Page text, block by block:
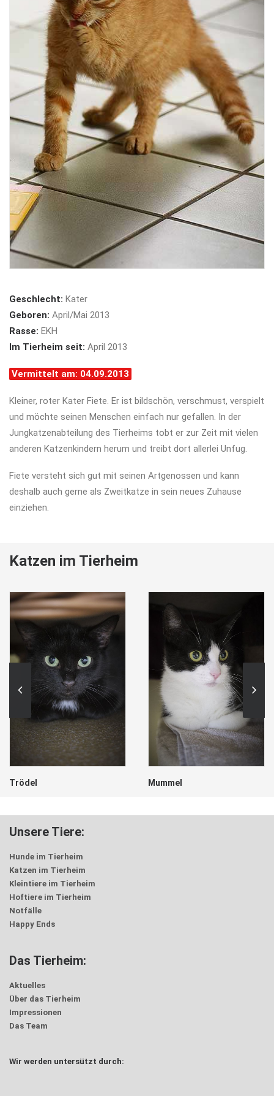
Geschlecht: Kater
Geboren: April/Mai 2013
Rasse: EKH
Im Tierheim seit: April 2013
Vermittelt am: 04.09.2013
Kleiner, roter Kater Fiete. Er ist bildschön, verschmust, verspielt
und möchte seinen Menschen einfach nur gefallen. In der
Jungkatzenabteilung des Tierheims tobt er zur Zeit mit vielen
anderen Katzenkindern herum und treibt dort allerlei Unfug.
Fiete versteht sich gut mit seinen Artgenossen und kann
deshalb auch gerne als Zweitkatze in sein neues Zuhause
einziehen.
Katzen im Tierheim
Trödel Mummel
Unsere Tiere:
Hunde im Tierheim
Katzen im Tierheim
Kleintiere im Tierheim
Hoftiere im Tierheim
Notfälle
Happy Ends
Das Tierheim:
Aktuelles
Über das Tierheim
Impressionen
Das Team
Wir werden untersützt durch: